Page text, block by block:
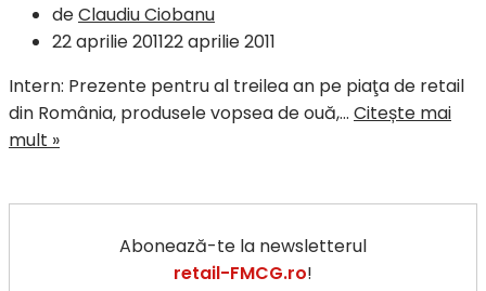
deClaudiu Ciobanu
22 aprilie 201122 aprilie 2011
Intern: Prezente pentru al treilea an pe piaţa de retail
din România, produsele vopsea de ouă,… Citește mai
mult »
Abonează-te la newsletterul
retail-FMCG.ro!